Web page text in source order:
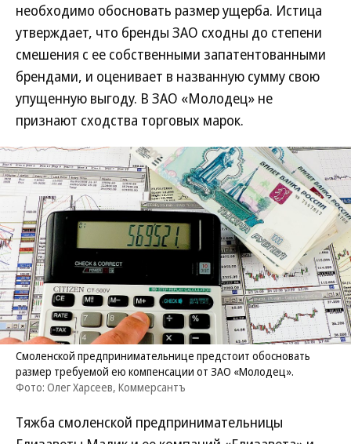
необходимо обосновать размер ущерба. Истица
утверждает, что бренды ЗАО сходны до степени
смешения с ее собственными запатентованными
брендами, и оценивает в названную сумму свою
упущенную выгоду. В ЗАО «Молодец» не
признают сходства торговых марок.
Смоленской предпринимательнице предстоит обосновать
размер требуемой ею компенсации от ЗАО «Молодец».
Фото: Олег Харсеев, Коммерсантъ
Тяжба смоленской предпринимательницы